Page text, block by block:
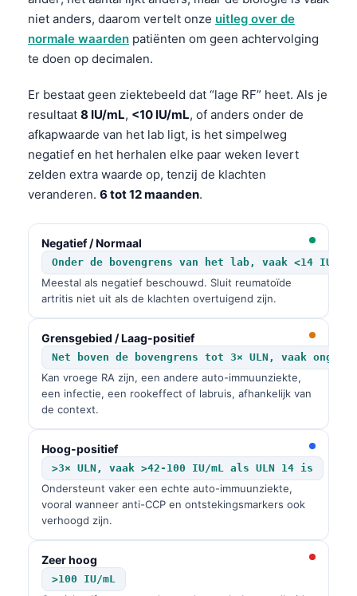
niet anders, daarom vertelt onze uitleg over de
normale waarden patiënten om geen achtervolging
te doen op decimalen.
Er bestaat geen ziektebeeld dat “lage RF” heet. Als je
resultaat 8 IU/mL, <10 IU/mL, of anders onder de
afkapwaarde van het lab ligt, is het simpelweg
negatief en het herhalen elke paar weken levert
zelden extra waarde op, tenzij de klachten
veranderen. 6 tot 12 maanden.
Negatief / Normaal
Onder de bovengrens van het lab, vaak <14 IU/mL
Meestal als negatief beschouwd. Sluit reumatoïde
artritis niet uit als de klachten overtuigend zijn.
Grensgebied / Laag-positief
Net boven de bovengrens tot 3× ULN, vaak
Kan vroege RA zijn, een andere auto-immuunziekte,
een infectie, een rookeffect of labruis, afhankelijk van
de context.
Hoog-positief
>3× ULN, vaak >42-100 IU/mL als ULN 14 is
Ondersteunt vaker een echte auto-immuunziekte,
vooral wanneer anti-CCP en ontstekingsmarkers ook
verhoogd zijn.
Zeer hoog
>100 IU/mL